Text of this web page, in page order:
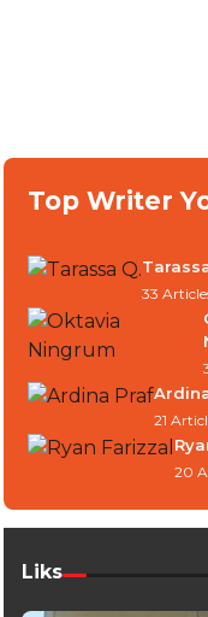
Top Writer
33
21
20
Liks